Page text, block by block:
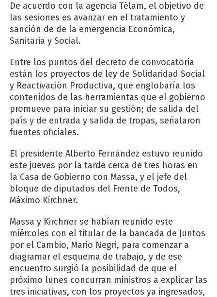
De acuerdo con la agencia Télam, el objetivo de
las sesiones es avanzar en el tratamiento y
sanción de de la emergencia Económica,
Sanitaria y Social.
Entre los puntos del decreto de convocatoria
están los proyectos de ley de Solidaridad Social
y Reactivación Productiva, que englobaría los
contenidos de las herramientas que el gobierno
promueve para iniciar su gestión; de salida del
país y de entrada y salida de tropas, señalaron
fuentes oficiales.
El presidente Alberto Fernández estuvo reunido
este jueves por la tarde cerca de tres horas en
la Casa de Gobierno con Massa, y el jefe del
bloque de diputados del Frente de Todos,
Máximo Kirchner.
Massa y Kirchner se habían reunido este
miércoles con el titular de la bancada de Juntos
por el Cambio, Mario Negri, para comenzar a
diagramar el esquema de trabajo, y de ese
encuentro surgió la posibilidad de que el
próximo lunes concurran ministros a explicar las
tres iniciativas, con los proyectos ya ingresados,